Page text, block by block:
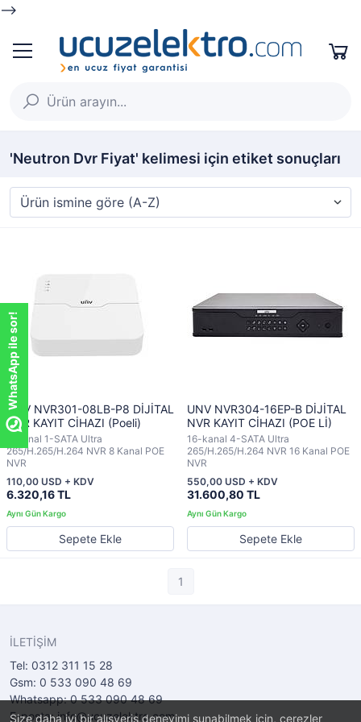
-->
Size daha iyi bir alışveriş deneyimi sunabilmek için, çerezler
'Neutron Dvr Fiyat' kelimesi için etiket sonuçları
UNV NVR301-08LB-P8 DİJİTAL
NVR KAYIT CİHAZI (Poeli)
8-kanal 1-SATA Ultra
265/H.265/H.264 NVR 8 Kanal POE
NVR
6.320,16 TL
110,00 USD + KDV
Sepete Ekle
UNV NVR304-16EP-B DİJİTAL
NVR KAYIT CİHAZI (POE Lİ)
16-kanal 4-SATA Ultra
265/H.265/H.264 NVR 16 Kanal POE
NVR
31.600,80 TL
550,00 USD + KDV
Sepete Ekle
1
İLETİŞİM
Tel: 0312 311 15 28
Gsm: 0 533 090 48 69
Whatsapp: 0 533 090 48 69
E-posta: info@ucuzelektro.com
WhatsApp ile sor!
WhatsApp ile sor!